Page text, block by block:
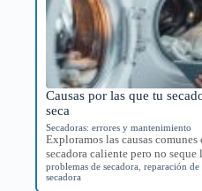
Causas por las que tu
seca
Secadoras: errores y mantenimiento
Exploramos las causas comunes
secadora caliente pero no seque
problemas de secadora ,reparación de
secadora